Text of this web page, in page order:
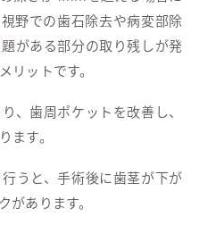
野での歯石除去や病変部除
がある部分の取り残しが発
リットです。
、歯周ポケットを改善し、
ます。
うと、手術後に歯茎が下が
があります。